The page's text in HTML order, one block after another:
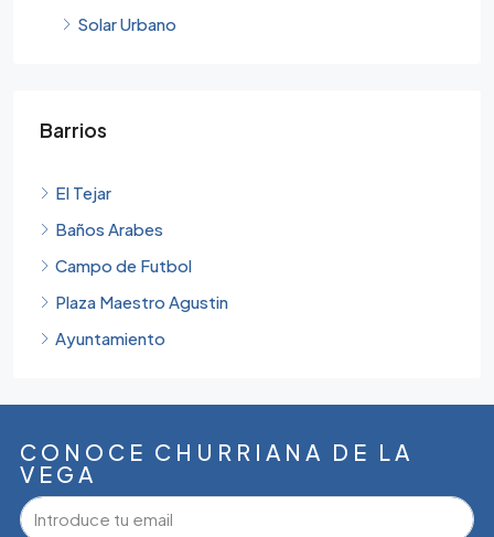
Solar Urbano
Barrios
El Tejar
Baños Arabes
Campo de Futbol
Plaza Maestro Agustin
Ayuntamiento
CONOCE CHURRIANA DE LA
VEGA